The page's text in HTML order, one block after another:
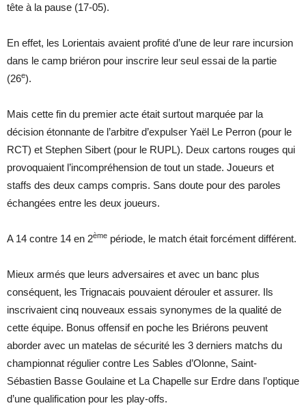
tête à la pause (17-05).
En effet, les Lorientais avaient profité d’une de leur rare incursion
dans le camp briéron pour inscrire leur seul essai de la partie
(26e).
Mais cette fin du premier acte était surtout marquée par la
décision étonnante de l’arbitre d’expulser Yaël Le Perron (pour le
RCT) et Stephen Sibert (pour le RUPL). Deux cartons rouges qui
provoquaient l’incompréhension de tout un stade. Joueurs et
staffs des deux camps compris. Sans doute pour des paroles
échangées entre les deux joueurs.
A 14 contre 14 en 2ème période, le match était forcément différent.
Mieux armés que leurs adversaires et avec un banc plus
conséquent, les Trignacais pouvaient dérouler et assurer. Ils
inscrivaient cinq nouveaux essais synonymes de la qualité de
cette équipe. Bonus offensif en poche les Briérons peuvent
aborder avec un matelas de sécurité les 3 derniers matchs du
championnat régulier contre Les Sables d’Olonne, Saint-
Sébastien Basse Goulaine et La Chapelle sur Erdre dans l’optique
d’une qualification pour les play-offs.